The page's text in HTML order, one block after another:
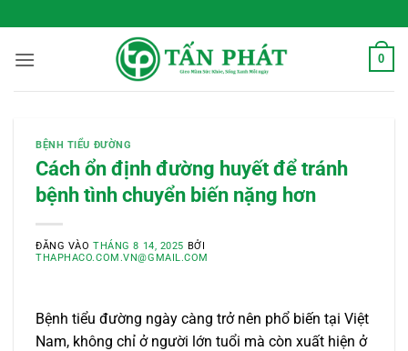
qua
nội
0
BỆNH TIỂU ĐƯỜNG
Cách ổn định đường huyết để tránh
bệnh tình chuyển biến nặng hơn
ĐĂNG VÀOTHÁNG 8 14, 2025 BỞI
THAPHACO.COM.VN@GMAIL.COM
Bệnh tiểu đường ngày càng trở nên phổ biến tại Việt
Nam, không chỉ ở người lớn tuổi mà còn xuất hiện ở